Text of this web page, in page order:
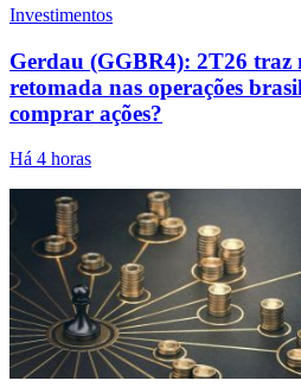
Investimentos
Gerdau (GGBR4): 2T26 traz
retomada nas operações
comprar ações?
Há 4 horas